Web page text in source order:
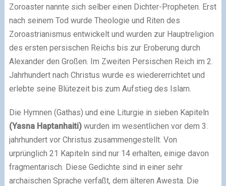
Zoroaster nannte sich selber einen Dichter-Propheten. Erst
nach seinem Tod wurde Theologie und Riten des
Zoroastrianismus entwickelt und wurden zur Hauptreligion
des ersten persischen Reichs bis zur Eroberung durch
Alexander den Großen. Im Zweiten Persischen Reich im 2.
Jahrhundert nach Christus wurde es wiedererrichtet und
erlebte seine Blütezeit bis zum Aufstieg des Islam.
Die Hymnen (Gathas) und eine Liturgie in sieben Kapiteln
(Yasna Haptanhaiti)wurden im wesentlichen vor dem 3.
jahrhundert vor Christus zusammengestellt. Von
urprünglich 21 Kapiteln sind nur 14 erhalten, einige davon
fragmentarisch. Diese Gedichte sind in einer sehr
archaischen Sprache verfaßt, dem älteren Awesta. Die